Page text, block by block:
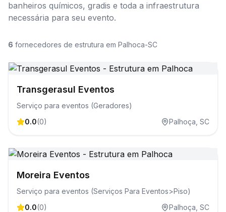
banheiros químicos, gradis e toda a infraestrutura
necessária para seu evento.
6 fornecedores de estrutura em Palhoca-SC
Transgerasul Eventos
Serviço para eventos (Geradores)
0.0(0) Palhoça SC
Moreira Eventos
Serviço para eventos (Serviços Para Eventos>Piso)
0.0(0) Palhoça SC